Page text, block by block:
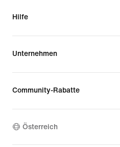
Hilfe
Unternehmen
Community-Rabatte
Österreich